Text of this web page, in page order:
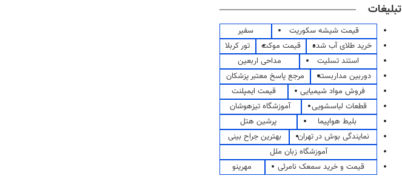
تبلیغات
قیمت شیشه سکوریت
سفیر
خرید طلای آب شده
قیمت موکت
تور کربلا
استند تسلیت
مداحی اربعین
دوربین مداربسته
مرجع پاسخ معتبر پزشکان
فروش مواد شیمیایی
قیمت ایمپلنت
قطعات لباسشویی
آموزشگاه تیزهوشان
بلیط هواپیما
پرشین هتل
نمایندگی بوش در تهران
بهترین جراح بینی
آموزشگاه زبان ملل
قیمت و خرید سمعک نامرئی
مهرینو